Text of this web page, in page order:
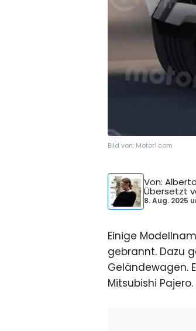
Bild von: Motor1.com
Von:
Übersetzt
8. Aug. 2025
Einige
gebrannt. Dazu
Geländewagen.
Mitsubishi Pajero.